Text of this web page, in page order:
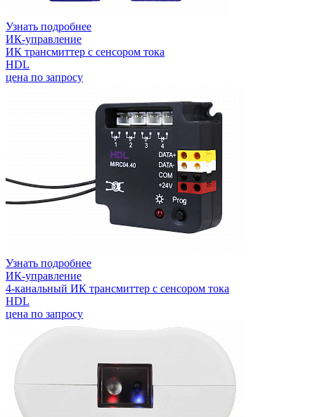
Узнать подробнее
ИК-управление
ИК трансмиттер с сенсором тока
HDL
цена по запросу
Узнать подробнее
ИК-управление
4-канальный ИК трансмиттер с сенсором тока
HDL
цена по запросу